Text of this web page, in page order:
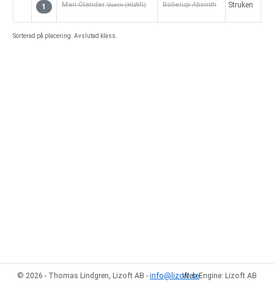
1 Mari Ölander Vuxen (HLWR) Bollerup Absinth Struken
Sorterad på placering. Avslutad klass.
© 2026 - Thomas Lindgren, Lizoft AB - info@lizoft.seWeb Engine: Lizoft AB